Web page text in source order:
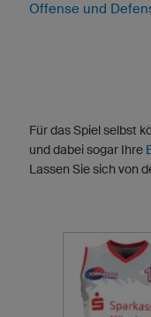
Offense und
Für das Spiel selbst
und dabei sogar Ihre
Lassen Sie sich von